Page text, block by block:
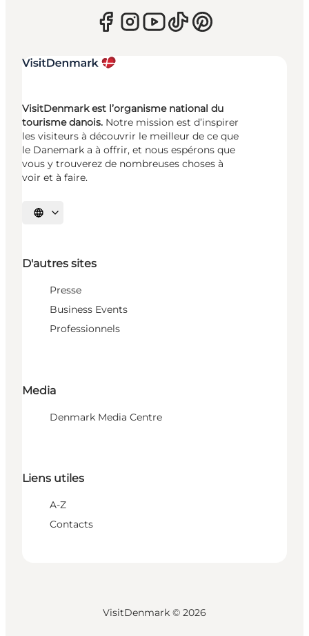
VisitDenmark est l’organisme national du
tourisme danois. Notre mission est d’inspirer
les visiteurs à découvrir le meilleur de ce que
le Danemark a à offrir, et nous espérons que
vous y trouverez de nombreuses choses à
voir et à faire.
Choisissez la langue
D'autres sites
Presse
Business Events
Professionnels
Media
Denmark Media Centre
Liens utiles
A-Z
Contacts
VisitDenmark © 2026